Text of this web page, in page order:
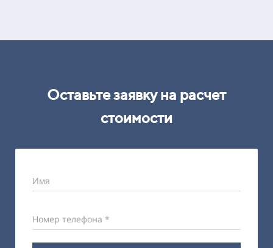
Оставьте заявку на расчет
стоимости
Имя
Номер телефона *